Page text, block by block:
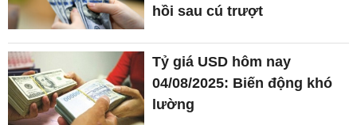
hồi sau cú trượt
Tỷ giá USD hôm nay
04/08/2025: Biến động khó
lường